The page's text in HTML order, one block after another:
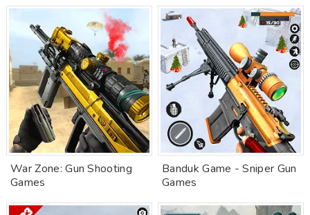
War Zone: Gun Shooting
Games
Banduk Game - Sniper Gun
Games